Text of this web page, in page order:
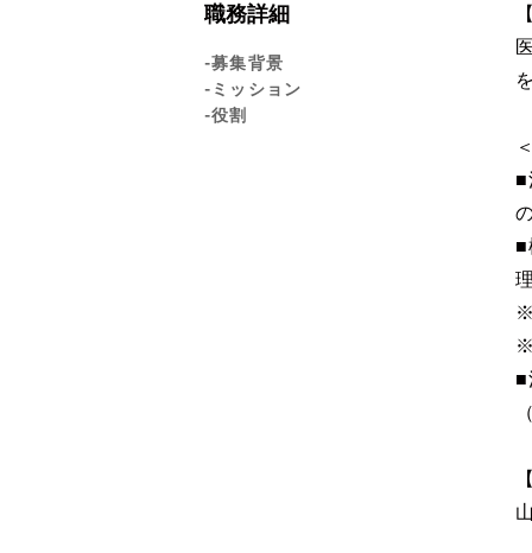
職務詳細
-募集背景
-ミッション
-役割
■
■
■